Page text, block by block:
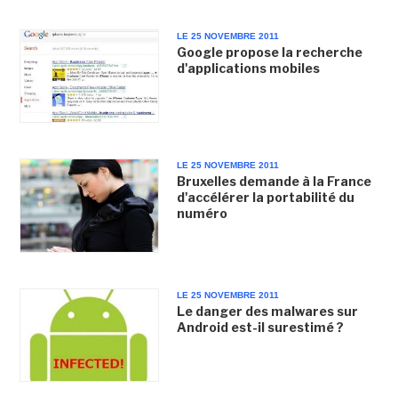
LE 25 NOVEMBRE 2011
Google propose la recherche
d'applications mobiles
LE 25 NOVEMBRE 2011
Bruxelles demande à la France
d'accélérer la portabilité du
numéro
LE 25 NOVEMBRE 2011
Le danger des malwares sur
Android est-il surestimé ?